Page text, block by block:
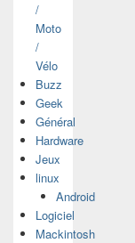
/
Moto
/
Vélo
Buzz
Geek
Général
Hardware
Jeux
linux
Android
Logiciel
Mackintosh